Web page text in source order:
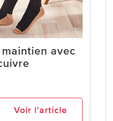
avec
Voir l’article